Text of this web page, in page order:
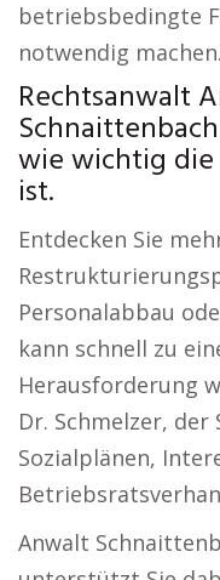
betriebsbedingte
notwendig machen.
Rechtsanwalt
wie wichtig
ist.
Entdecken Sie
Personalabbau
kann schnell zu
Herausforderung
Dr. Schmelzer,
Sozialplänen,
Anwalt